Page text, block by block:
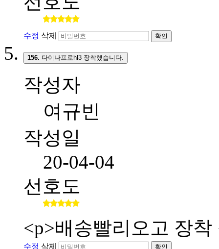
수정 삭제 확인
156. 다이나프로hl3 장착했습니다.
작성자
여규빈
작성일
20-04-04
선호도
<p>배송빨리오고 장
수정 삭제 확인